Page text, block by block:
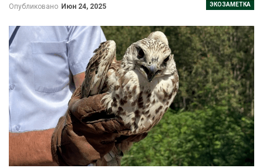
ЭКОЗАМЕТКА
Опубликовано Июн 24, 2025